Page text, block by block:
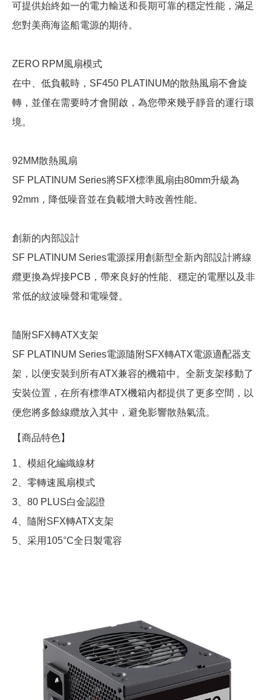
可提供始終如一的電力輸送和長期可靠的穩定性能，滿足
您對美商海盜船電源的期待。
ZERO RPM風扇模式
在中、低負載時，SF450 PLATINUM的散熱風扇不會旋
轉，並僅在需要時才會開啟，為您帶來幾乎靜音的運行環
境。
92MM散熱風扇
SF PLATINUM Series將SFX標準風扇由80mm升級為
92mm，降低噪音並在負載增大時改善性能。
創新的內部設計
SF PLATINUM Series電源採用創新型全新內部設計將線
纜更換為焊接PCB，帶來良好的性能、穩定的電壓以及非
常低的紋波噪聲和電噪聲。
隨附SFX轉ATX支架
SF PLATINUM Series電源隨附SFX轉ATX電源適配器支
架，以便安裝到所有ATX兼容的機箱中。全新支架移動了
安裝位置，在所有標準ATX機箱內都提供了更多空間，以
便您將多餘線纜放入其中，避免影響散熱氣流。
【商品特色】
1、模組化編織線材
2、零轉速風扇模式
3、80 PLUS白金認證
4、隨附SFX轉ATX支架
5、采用105°C全日製電容